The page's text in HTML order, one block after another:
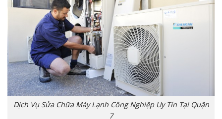
Dịch Vụ Sửa Chữa Máy Lạnh Công Nghiệp Uy Tín Tại Quận
7